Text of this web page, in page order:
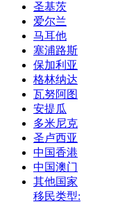
圣基茨
爱尔兰
马耳他
塞浦路斯
保加利亚
格林纳达
瓦努阿图
安提瓜
多米尼克
圣卢西亚
中国香港
中国澳门
其他国家
移民类型: